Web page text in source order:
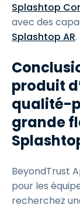
Splashtop
avec des
Splashtop AR.
produit
qualité-
grande
BeyondTrust
pour les
recherchez